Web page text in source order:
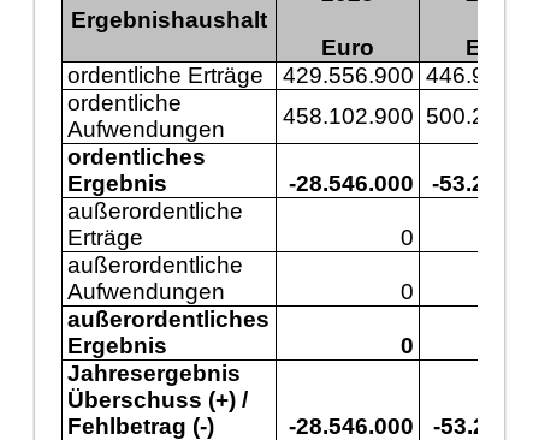
Ergebnishaushalt
Euro
Euro
ordentliche Erträge
429.556.900
ordentliche
Aufwendungen
458.102.900
ordentliches
Ergebnis
-28.546.000
-
außerordentliche
Erträge
0
außerordentliche
Aufwendungen
0
außerordentliches
Ergebnis
0
Jahresergebnis
Überschuss (+) /
Fehlbetrag (-)
-28.546.000 -